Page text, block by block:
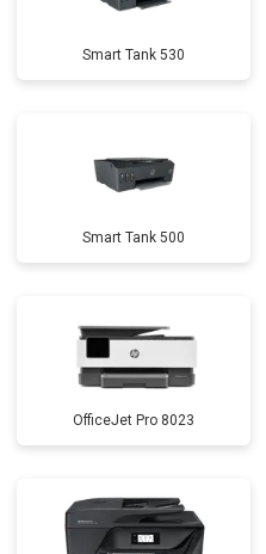
Smart Tank 530
Smart Tank 500
OfficeJet Pro 8023